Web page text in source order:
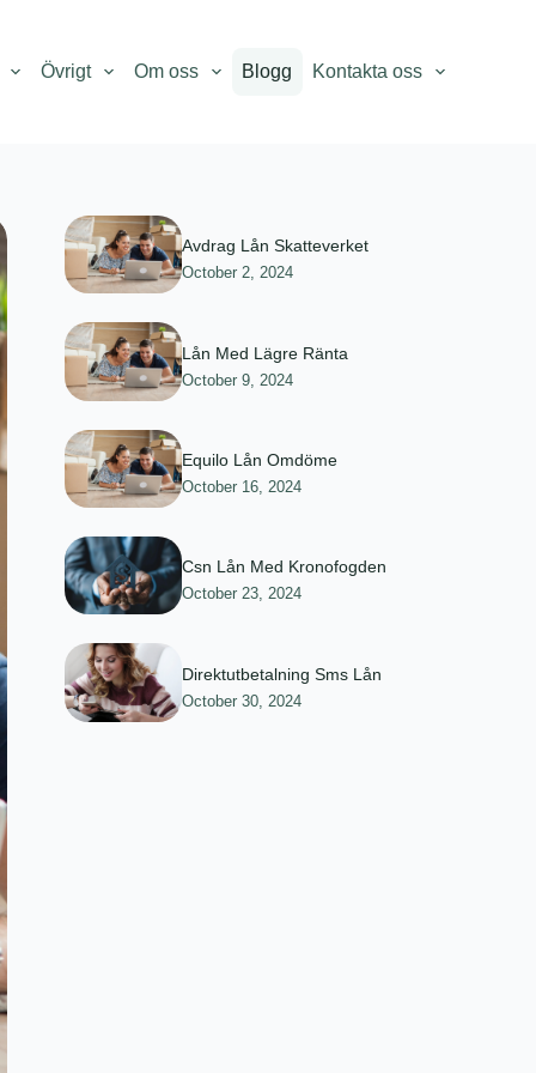
Övrigt Om oss Blogg Kontakta oss
Avdrag Lån Skatteverket
October 2, 2024
Lån Med Lägre Ränta
October 9, 2024
Equilo Lån Omdöme
October 16, 2024
Csn Lån Med Kronofogden
October 23, 2024
Direktutbetalning Sms Lån
October 30, 2024